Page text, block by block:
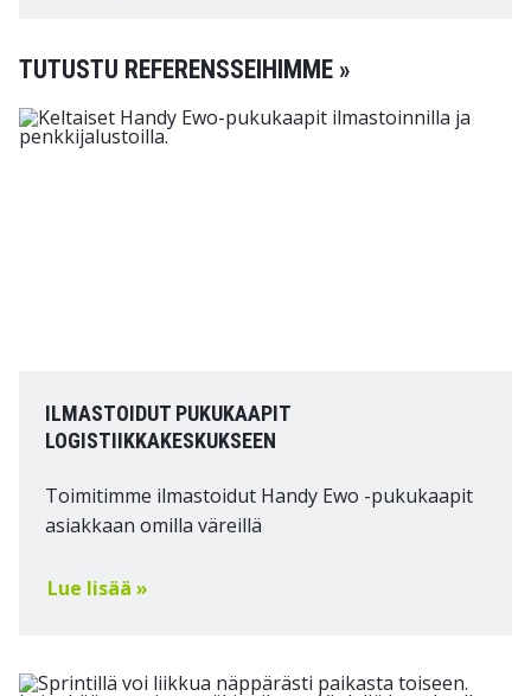
TUTUSTU REFERENSSEIHIMME »
ILMASTOIDUT PUKUKAAPIT
LOGISTIIKKAKESKUKSEEN
Toimitimme ilmastoidut Handy Ewo -pukukaapit
asiakkaan omilla väreillä
Lue lisää »